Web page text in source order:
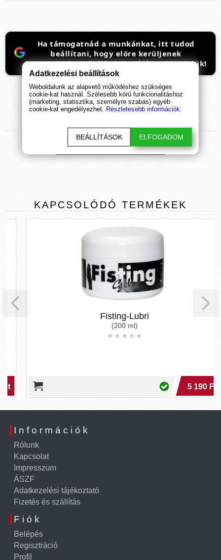
Ha támogatnád a munkánkat, itt tudod
beállítani, hogy előre kerüljenek
ismeretterjesztő cikkeink. Hálásan köszönjük!
ÉRTÉKELÉS BEKÜLDÉSE
KAPCSOLÓDÓ TERMÉKEK
Fisting-Lubri
(200 ml)
5 190 Ft
Információk
Rólunk
Kapcsolat
Impresszum
ÁSZF
Adatkezelési tájékoztató
Fizetés és szállítás
Fiók
Belépés
Regisztráció
Profil
Adatkezelési beállítások
Weboldalunk az alapvető működéshez szükséges
cookie-kat használ. Szélesebb körű funkcionalitáshoz
(marketing, statisztika, személyre szabás) egyéb
cookie-kat engedélyezhet. Részletesebb információk.
BEÁLLÍTÁSOK ELFOGADOM